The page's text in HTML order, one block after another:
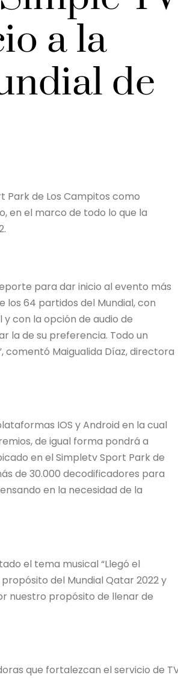
a la
de
Park de Los Campitos como
en el marco de todo lo que la
para dar inicio al evento más
64 partidos del Mundial, con
con la opción de audio de
la de su preferencia. Todo un
Maigualida Díaz, directora
IOS y Android en la cual
de igual forma pondrá a
en el Simpletv Sport Park de
de 30.000 decodificadores para
en la necesidad de la
el tema musical “Llegó el
del Mundial Qatar 2022 y
nuestro propósito de llenar de
que fortalezcan el servicio de